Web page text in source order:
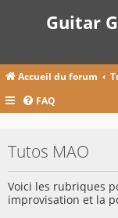
Guitar
Accueil du forum
FAQ
Tutos MAO
Voici les rubriques
improvisation et la